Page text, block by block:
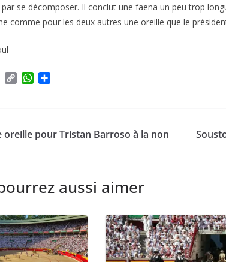
se décomposer. Il conclut une faena un peu trop
comme pour les deux autres une oreille que le
E
C
i
W
A
g
oreille pour Tristan Barroso à la non
aussi aimer